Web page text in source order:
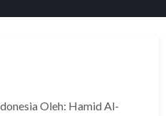
Oleh: Hamid Al-